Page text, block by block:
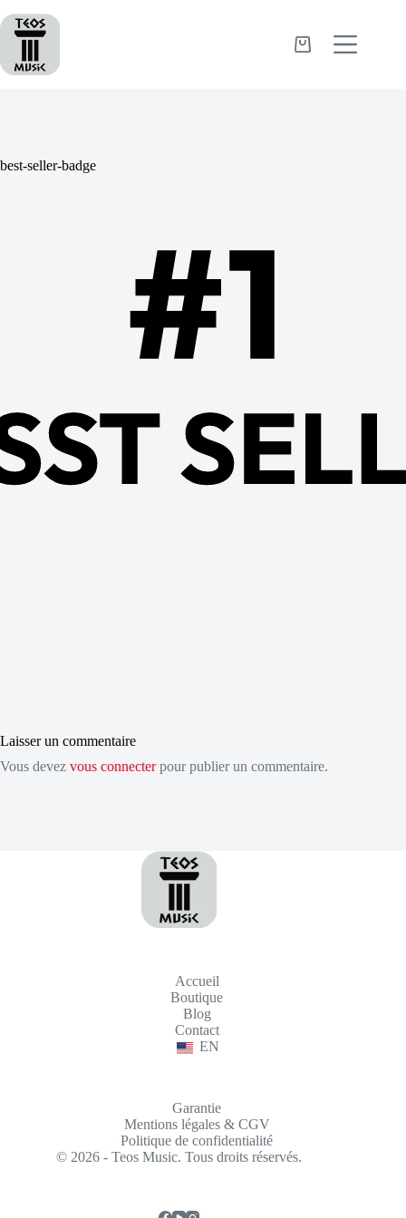
au
contenu
Panier
best-seller-badge
Laisser un commentaire
Vous devez vous connecterpour publier un commentaire.
Accueil
Boutique
Blog
Contact
EN
Garantie
Mentions légales & CGV
Politique de confidentialité
© 2026 - Teos Music. Tous droits réservés.